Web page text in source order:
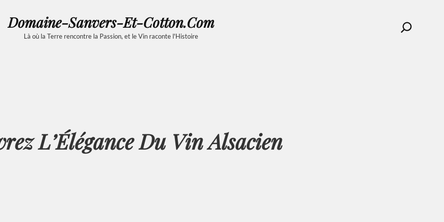
Domaine-Sanvers-Et-Cotton.com
Là où la Terre rencontre la Passion, et le Vin raconte l'Histoire
Search
L’Élégance Du Vin Alsacien